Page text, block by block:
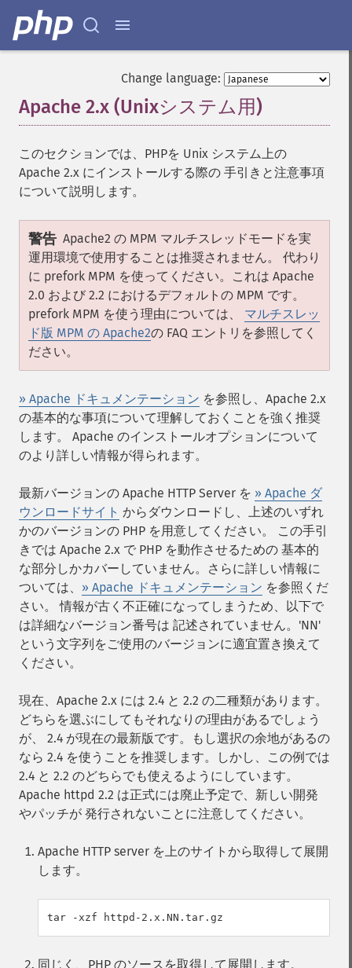
Change language:
Apache 2.x (Unixシステム用)
このセクションでは、PHPを Unix システム上の
Apache 2.x にインストールする際の 手引きと注意事項
について説明します。
警告 Apache2 の MPM マルチスレッドモードを実
運用環境で使用することは推奨されません。 代わり
に prefork MPM を使ってください。これは Apache
2.0 および 2.2 におけるデフォルトの MPM です。
prefork MPM を使う理由については、 マルチスレッ
ド版 MPM の Apache2の FAQ エントリを参照してく
ださい。
» Apache ドキュメンテーション を参照し、Apache 2.x
の基本的な事項について理解しておくことを強く推奨
します。 Apache のインストールオプションについて
のより詳しい情報が得られます。
最新バージョンの Apache HTTP Server を » Apache ダ
ウンロードサイト からダウンロードし、上述のいずれ
かのバージョンの PHP を用意してください。 この手引
きでは Apache 2.x で PHP を動作させるための 基本的
な部分しかカバーしていません。さらに詳しい情報に
ついては、 » Apache ドキュメンテーション を参照くだ
さい。 情報が古く不正確になってしまうため、以下で
は詳細なバージョン番号は 記述されていません。'NN'
という文字列をご使用のバージョンに適宜置き換えて
ください。
現在、Apache 2.x には 2.4 と 2.2 の二種類があります。
どちらを選ぶにしてもそれなりの理由があるでしょう
が、 2.4 が現在の最新版です。もし選択の余地があるの
なら 2.4 を使うことを推奨します。しかし、この例では
2.4 と 2.2 のどちらでも使えるようにしています。
Apache httpd 2.2 は正式には廃止予定で、新しい開発
やパッチが 発行されないことに注意してください。
Apache HTTP server を上のサイトから取得して展開
します。
同じく、PHP のソースを取得して展開します。